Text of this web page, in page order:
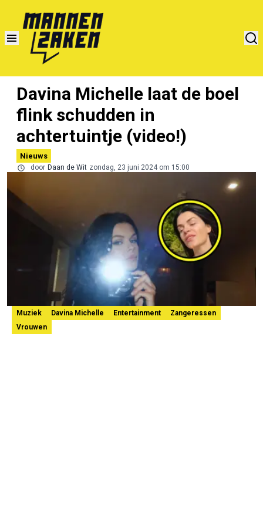
Davina Michelle laat de boel
flink schudden in
achtertuintje (video!)
Nieuws
door Daan de Wit zondag, 23 juni 2024 om 15:00
Muziek Davina Michelle Entertainment
Zangeressen
Vrouwen